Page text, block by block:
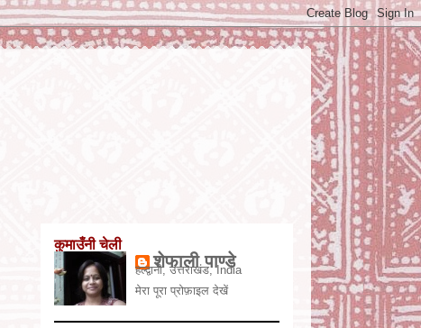
कुमाउँनी चेली
शेफाली पाण्डे
हल्द्वानी, उत्तराखंड, India
मेरा पूरा प्रोफ़ाइल देखें